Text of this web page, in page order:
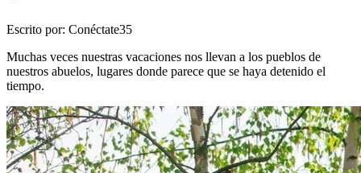
Escrito por: Conéctate35
Muchas veces nuestras vacaciones nos llevan a los pueblos de
nuestros abuelos, lugares donde parece que se haya detenido el
tiempo.